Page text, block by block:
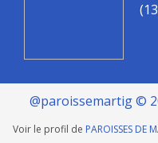
@paroissemartig ©
Voir le profil de PAROISSES DE